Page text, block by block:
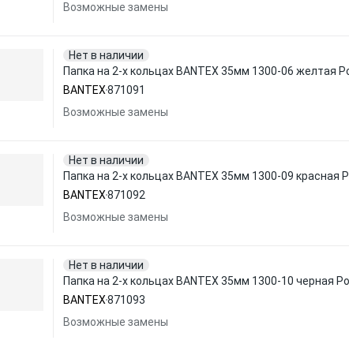
Возможные замены
Нет в наличии
Папка на 2-х кольцах BANTEX 35мм 1300-06 желтая
BANTEX871091
Возможные замены
Нет в наличии
Папка на 2-х кольцах BANTEX 35мм 1300-09
BANTEX871092
Возможные замены
Нет в наличии
Папка на 2-х кольцах BANTEX 35мм 1300-10 черная
BANTEX871093
Возможные замены